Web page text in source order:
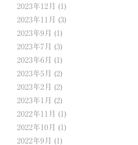
2023年12月 (1)
2023年11月 (3)
2023年9月 (1)
2023年7月 (3)
2023年6月 (1)
2023年5月 (2)
2023年2月 (2)
2023年1月 (2)
2022年11月 (1)
2022年10月 (1)
2022年9月 (1)